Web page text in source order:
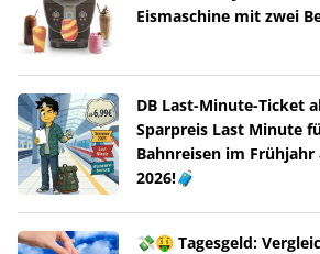
Eismaschine mit zwei
DB Last-Minute-Ticket
Sparpreis Last Minute
Bahnreisen im
2026!🧳
💸🤑 Tagesgeld: